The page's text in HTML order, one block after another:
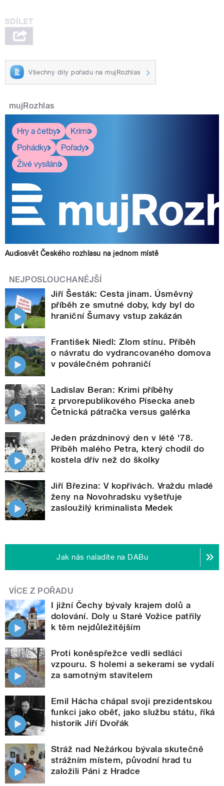
Všechny díly pořadu na mujRozhlas
mujRozhlas
Hry a četby
Krimi
Pohádky
Pořady
Živé vysílání
Audiosvět Českého rozhlasu na jednom místě
NEJPOSLOUCHANĚJŠÍ
Jiří Šesták: Cesta jinam. Úsměvný
příběh ze smutné doby, kdy byl do
hraniční Šumavy vstup zakázán
František Niedl: Zlom stínu. Příběh
o návratu do vydrancovaného domova
v poválečném pohraničí
Ladislav Beran: Krimi příběhy
z prvorepublikového Písecka aneb
Četnická pátračka versus galérka
Jeden prázdninový den v létě '78.
Příběh malého Petra, který chodil do
kostela dřív než do školky
Jiří Březina: V kopřivách. Vraždu mladé
ženy na Novohradsku vyšetřuje
zasloužilý kriminalista Medek
Jak nás naladíte na DABu
VÍCE Z POŘADU
I jižní Čechy bývaly krajem dolů a
dolování. Doly u Staré Vožice patřily
k těm nejdůležitějším
Proti koněspřežce vedli sedláci
vzpouru. S holemi a sekerami se vydali
za samotným stavitelem
Emil Hácha chápal svoji prezidentskou
funkci jako oběť, jako službu státu, říká
historik Jiří Dvořák
Stráž nad Nežárkou bývala skutečně
strážním místem, původní hrad tu
založili Páni z Hradce